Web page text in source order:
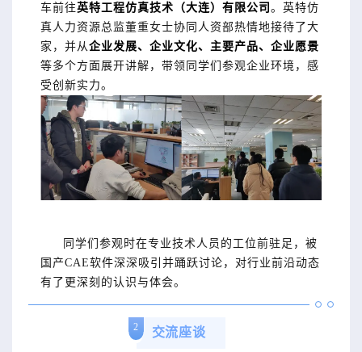
车前往英特工程仿真技术（大连）有限公司 。英特仿
真人力资源总监董重女士协同人资部热情地接待了大
家，并从 企业发展、企业文化、主要产品、企业愿景
等多个方面展开讲解，带领同学们参观企业环境，感
受创新实力。
同学们参观时在专业技术人员的工位前驻足，被
国产CAE软件深深吸引并踊跃讨论，对行业前沿动态
有了更深刻的认识与体会。
2 交流座谈